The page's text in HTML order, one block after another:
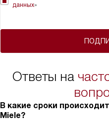
данных»
Ответы на
В какие сроки
Miele?